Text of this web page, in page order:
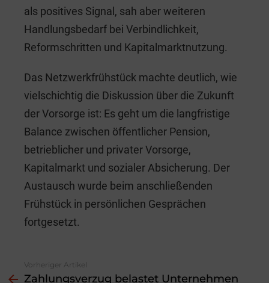
als positives Signal, sah aber weiteren
Handlungsbedarf bei Verbindlichkeit,
Reformschritten und Kapitalmarktnutzung.
Das Netzwerkfrühstück machte deutlich, wie
vielschichtig die Diskussion über die Zukunft
der Vorsorge ist: Es geht um die langfristige
Balance zwischen öffentlicher Pension,
betrieblicher und privater Vorsorge,
Kapitalmarkt und sozialer Absicherung. Der
Austausch wurde beim anschließenden
Frühstück in persönlichen Gesprächen
fortgesetzt.
more
Vorheriger Artikel
Zahlungsverzug belastet Unternehmen